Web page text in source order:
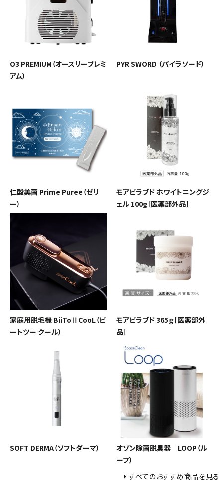
O3 PREMIUM（オースリープレミ
アム）
PYR SWORD （パイラソード）
仁酸美菌 Prime Puree（ゼリ
ー）
モアビラブド ホワイトニングジ
ェル 100g［医薬部外品］
家庭用脱毛機 BiiToⅡCooL（ビ
ートツー クール）
モアビラブド 365ｇ［医薬部外
品］
SOFT DERMA（ソフトダーマ）
オゾン除菌脱臭器 LOOP（ル
ープ）
すべてのおすすめ商品を見る